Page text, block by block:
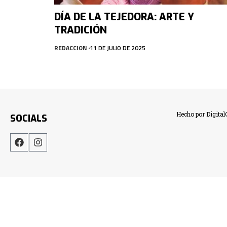
DÍA DE LA TEJEDORA: ARTE Y
TRADICIÓN
REDACCION 11 DE JULIO DE 2025
SOCIALS Hecho por